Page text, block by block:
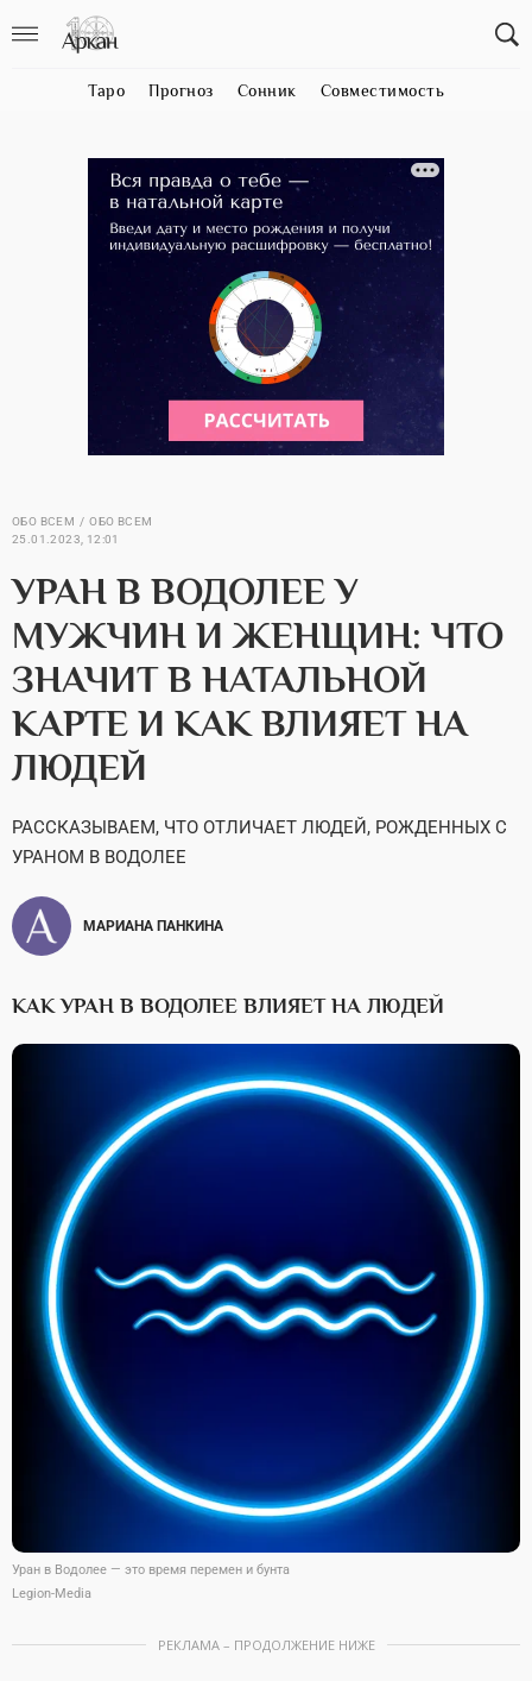
Таро Прогноз Сонник Совместимость
ОБО ВСЕМ
ОБО ВСЕМ
25.01.2023, 12:01
УРАН В ВОДОЛЕЕ У
МУЖЧИН И ЖЕНЩИН: ЧТО
ЗНАЧИТ В НАТАЛЬНОЙ
КАРТЕ И КАК ВЛИЯЕТ НА
ЛЮДЕЙ
РАССКАЗЫВАЕМ, ЧТО ОТЛИЧАЕТ ЛЮДЕЙ, РОЖДЕННЫХ С
УРАНОМ В ВОДОЛЕЕ
МАРИАНА ПАНКИНА
КАК УРАН В ВОДОЛЕЕ ВЛИЯЕТ НА ЛЮДЕЙ
Уран в Водолее — это время перемен и бунта
Legion-Media
РЕКЛАМА – ПРОДОЛЖЕНИЕ НИЖЕ